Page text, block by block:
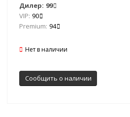
Дилер: 99
VIP: 90
Premium: 94
Нет в наличии
Сообщить о наличии